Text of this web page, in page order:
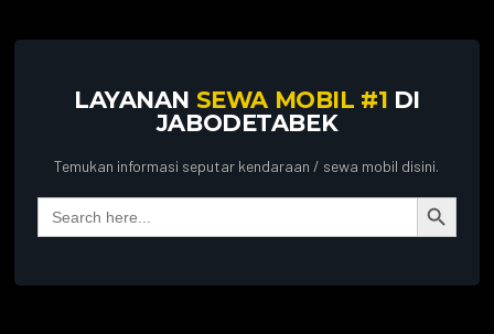
LAYANAN SEWA MOBIL #1 DI
JABODETABEK
Temukan informasi seputar kendaraan / sewa mobil disini.
Search
for:
Search Button